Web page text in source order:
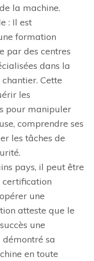
la machine.
: Il est
formation
par des centres
dans la
Cette
les
pour manipuler
comprendre ses
les tâches de
pays, il peut être
certification
une
atteste que le
une
sa
en toute